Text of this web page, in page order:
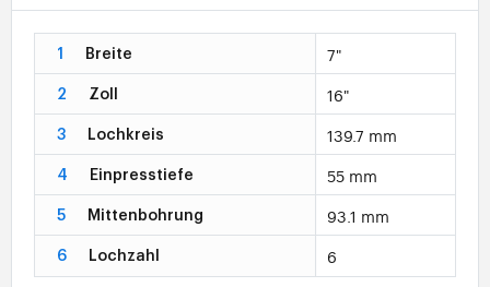
1 Breite 7"
2 Zoll 16"
3 Lochkreis 139.7 mm
4 Einpresstiefe 55 mm
5 Mittenbohrung 93.1 mm
6 Lochzahl 6